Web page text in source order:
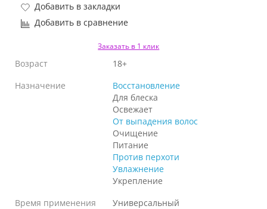
Добавить в закладки
Добавить в сравнение
Заказать в 1 клик
Возраст
18+
Назначение
Восстановление
Для блеска
Освежает
От выпадения волос
Очищение
Питание
Против перхоти
Увлажнение
Укрепление
Время применения
Универсальный